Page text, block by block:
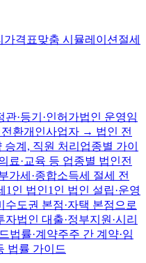
가격표맞춤 시뮬레이션 절세
관·등기·인허가법인 운영임
환개인사업자 → 법인 전
계, 직원 처리 업종별 가이
료·교육 등 업종별 법인전
가세·종합소득세 절세 전
1인 법인1인 법인 설립·운영
수도권 본점·자택 본점으로
자법인 대출·정부지원·시리
법률·계약주주 간 계약·임
법률 가이드